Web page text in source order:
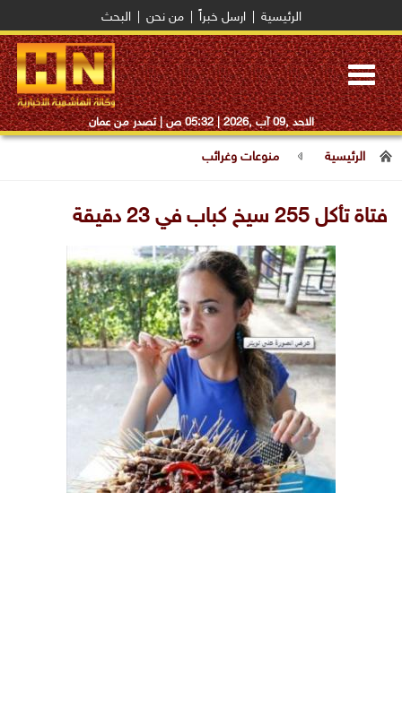
الرئيسية ارسل خبراً من نحن البحث
Toggle
navigation
الاحد ,09 آب ,2026 | 05:32 ص | تصدر من عمان
الرئيسية منوعات وغرائب
فتاة تأكل 255 سيخ كباب في 23 دقيقة